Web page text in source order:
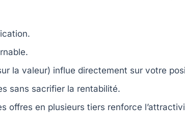
la valeur) influe directement sur votre
sans sacrifier la rentabilité.
offres en plusieurs tiers renforce